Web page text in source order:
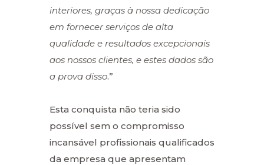
interiores, graças à nossa dedicação
em fornecer serviços de alta
qualidade e resultados excepcionais
aos nossos clientes, e estes dados são
a prova disso.”
Esta conquista não teria sido
possível sem o compromisso
incansável profissionais qualificados
da empresa que apresentam